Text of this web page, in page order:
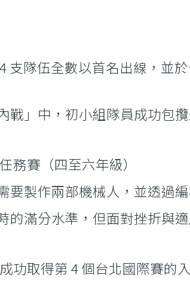
支隊伍全數以首名出線，並
戰」中，初小組隊員成功包
務賽（四至六年級）
要製作兩部機械人，並透過
的滿分水準，但面對挫折與
功取得第 4 個台北國際賽的